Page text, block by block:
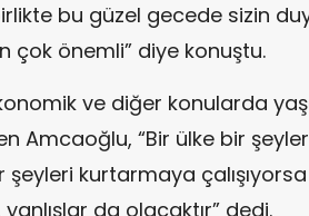
bu güzel gecede sizin
çok önemli” diye konuştu.
ve diğer konularda
Amcaoğlu, “Bir ülke bir
şeyleri kurtarmaya
yanlışlar da olacaktır” dedi.